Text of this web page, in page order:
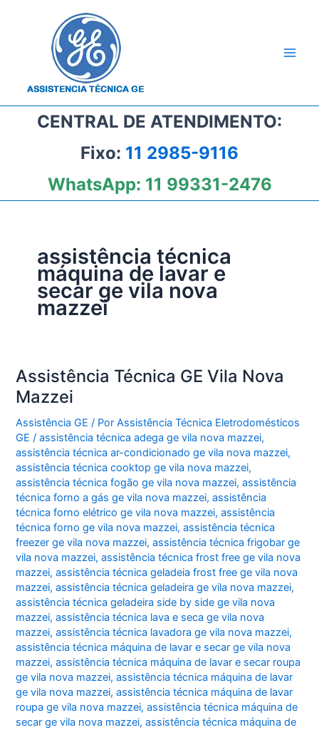
CENTRAL DE ATENDIMENTO:
Fixo: 11 2985-9116
WhatsApp: 11 99331-2476
assistência técnica
máquina de lavar e
secar ge vila nova
mazzei
Assistência Técnica GE Vila Nova
Mazzei
Assistência GE / PorAssistência Técnica Eletrodomésticos
GE/assistência técnica adega ge vila nova mazzei,
assistência técnica ar-condicionado ge vila nova mazzei,
assistência técnica cooktop ge vila nova mazzei,
assistência técnica fogão ge vila nova mazzei,assistência
técnica forno a gás ge vila nova mazzei,assistência
técnica forno elétrico ge vila nova mazzei,assistência
técnica forno ge vila nova mazzei,assistência técnica
freezer ge vila nova mazzei,assistência técnica frigobar ge
vila nova mazzei,assistência técnica frost free ge vila nova
mazzei,assistência técnica geladeia frost free ge vila nova
mazzei,assistência técnica geladeira ge vila nova mazzei,
assistência técnica geladeira side by side ge vila nova
mazzei,assistência técnica lava e seca ge vila nova
mazzei,assistência técnica lavadora ge vila nova mazzei,
assistência técnica máquina de lavar e secar ge vila nova
mazzei,assistência técnica máquina de lavar e secar roupa
ge vila nova mazzei,assistência técnica máquina de lavar
ge vila nova mazzei,assistência técnica máquina de lavar
roupa ge vila nova mazzei,assistência técnica máquina de
secar ge vila nova mazzei,assistência técnica máquina de